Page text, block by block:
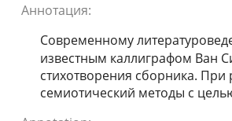
Аннотация:
Современному
известным каллиграфом Ван
стихотворения сборника. При
семиотический методы с